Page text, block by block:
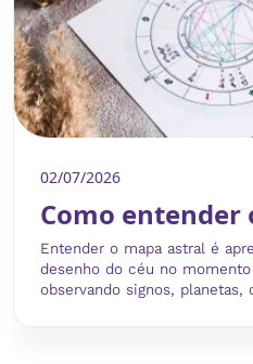
02/07/2026
Como entender
Entender o mapa astral é
desenho do céu no
observando signos, planetas,